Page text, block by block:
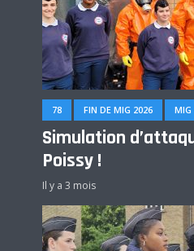
78 FIN DE MIG 2026 MIG
Simulation
Poissy !
Il y a 3 mois